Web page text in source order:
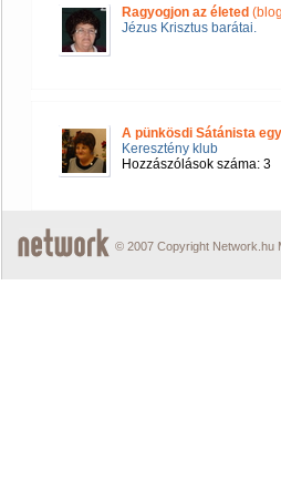
Ragyogjon az életed
Jézus Krisztus barátai.
A pünkösdi Sátánista
Keresztény klub
Hozzászólások száma: 3
© 2007 Copyright Network.hu